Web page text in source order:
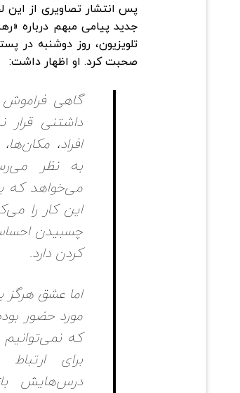
پس انتشار تصاویری از
تلویزیون، روز دوشنبه در
صحبت کرد. او اظهار داشت:
گاهی
داشتنی‌
افراد،
به نظر
می‌خواهد که
این کار را
چسبیدن
کردن دارد.
اما عشق هرگز
مورد حضور
که
برای
درس‌هایش